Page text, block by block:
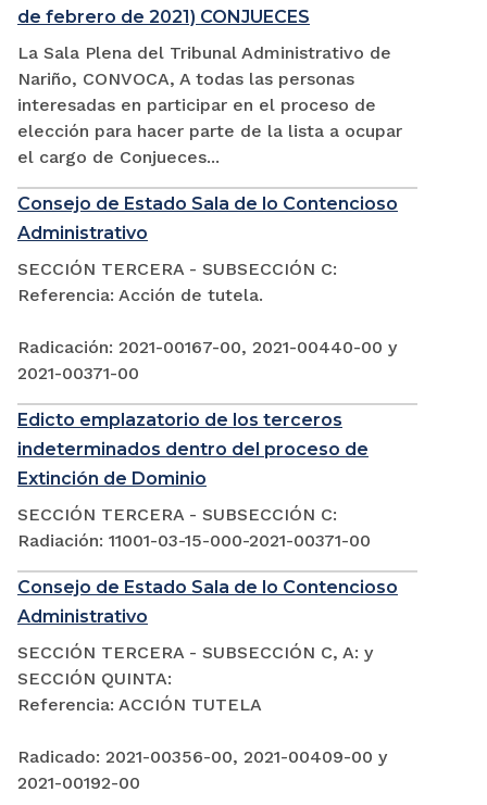
de febrero de 2021) CONJUECES
La Sala Plena del Tribunal Administrativo de
Nariño, CONVOCA, A todas las personas
interesadas en participar en el proceso de
elección para hacer parte de la lista a ocupar
el cargo de Conjueces...
Consejo de Estado Sala de lo Contencioso
Administrativo
SECCIÓN TERCERA - SUBSECCIÓN C:
Referencia: Acción de tutela.
Radicación: 2021-00167-00, 2021-00440-00 y
2021-00371-00
Edicto emplazatorio de los terceros
indeterminados dentro del proceso de
Extinción de Dominio
SECCIÓN TERCERA - SUBSECCIÓN C:
Radiación: 11001-03-15-000-2021-00371-00
Consejo de Estado Sala de lo Contencioso
Administrativo
SECCIÓN TERCERA - SUBSECCIÓN C, A: y
SECCIÓN QUINTA:
Referencia: ACCIÓN TUTELA
Radicado: 2021-00356-00, 2021-00409-00 y
2021-00192-00